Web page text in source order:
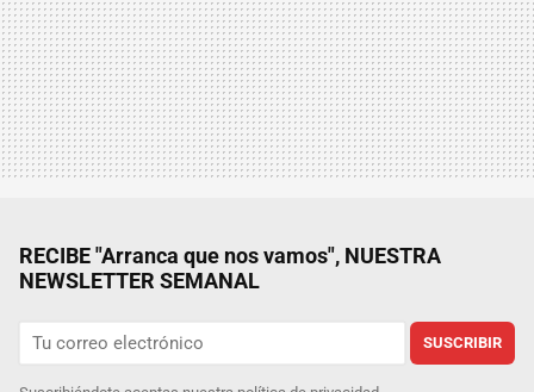
RECIBE "Arranca que nos vamos", NUESTRA
NEWSLETTER SEMANAL
SUSCRIBIR